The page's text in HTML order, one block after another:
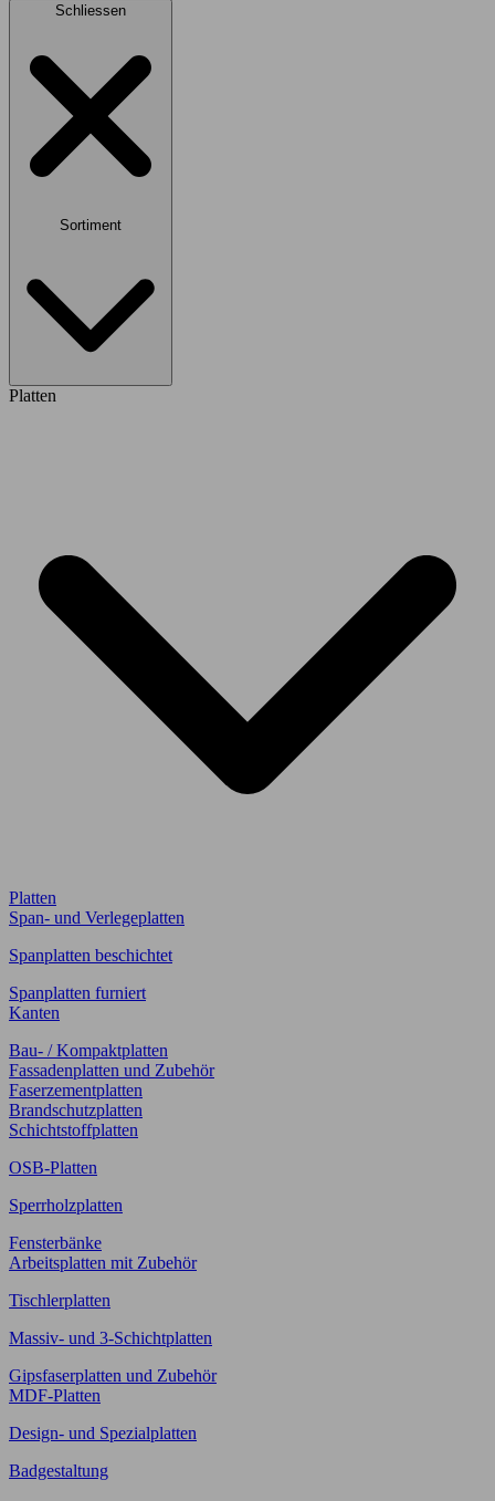
Schliessen
Sortiment
Platten
Platten
Span- und Verlegeplatten
Spanplatten beschichtet
Spanplatten furniert
Kanten
Bau- / Kompaktplatten
Fassadenplatten und Zubehör
Faserzementplatten
Brandschutzplatten
Schichtstoffplatten
OSB-Platten
Sperrholzplatten
Fensterbänke
Arbeitsplatten mit Zubehör
Tischlerplatten
Massiv- und 3-Schichtplatten
Gipsfaserplatten und Zubehör
MDF-Platten
Design- und Spezialplatten
Badgestaltung